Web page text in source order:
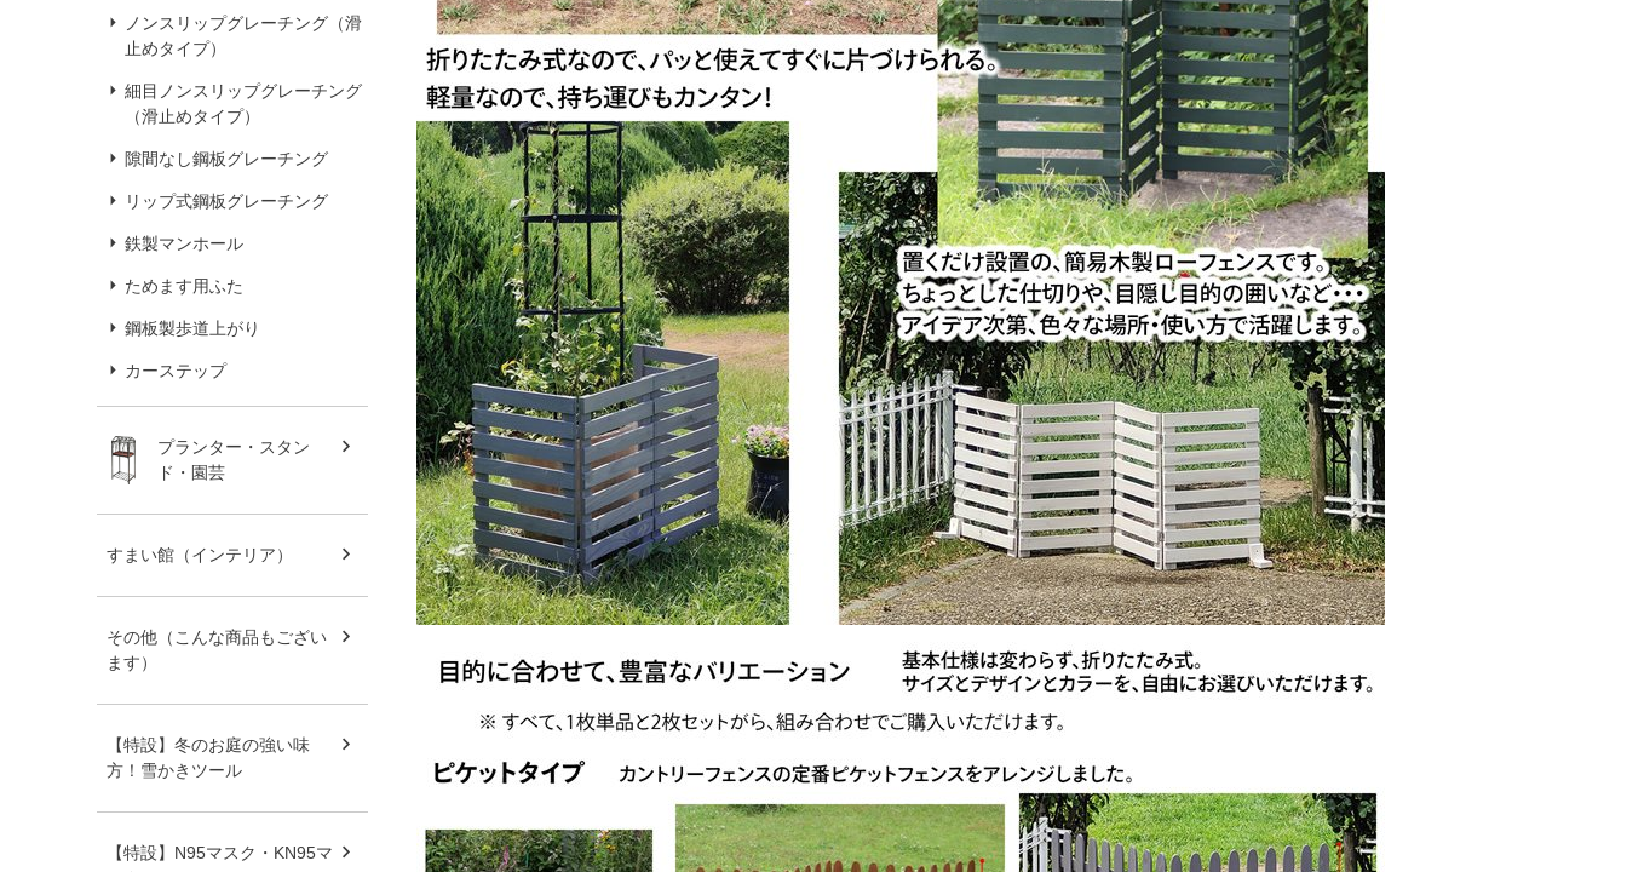
ノンスリップグレーチング（滑
止めタイプ）
細目ノンスリップグレーチング
（滑止めタイプ）
隙間なし鋼板グレーチング
リップ式鋼板グレーチング
鉄製マンホール
ためます用ふた
鋼板製歩道上がり
カーステップ
プランター・スタン
ド・園芸
すまい館（インテリア）
その他（こんな商品もござい
ます）
【特設】冬のお庭の強い味
方！雪かきツール
【特設】N95マスク・KN95マ